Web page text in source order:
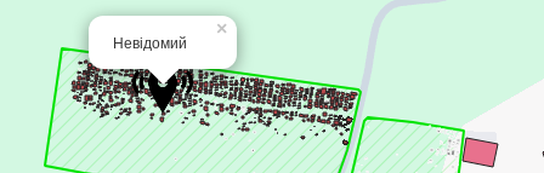
Невідомий
×